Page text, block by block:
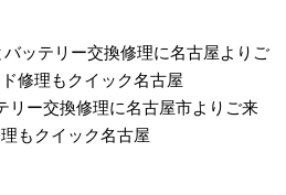
ッテリー交換修理に名古屋よりご
修理もクイック名古屋
リー交換修理に名古屋市よりご来
もクイック名古屋